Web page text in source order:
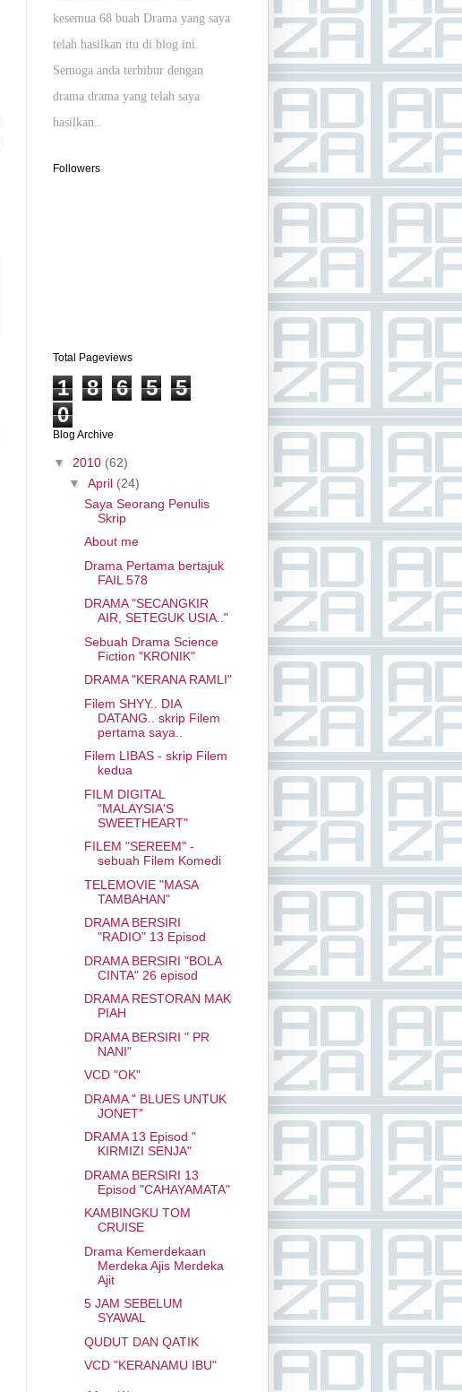
kesemua 68 buah Drama yang saya
telah hasilkan itu di blog ini.
Semoga anda terhibur dengan
drama drama yang telah saya
hasilkan..
Followers
Total Pageviews
1 8 6 5
5
0
Blog Archive
▼ 2010 (62)
▼ April (24)
Saya Seorang Penulis
Skrip
About me
Drama Pertama bertajuk
FAIL 578
DRAMA "SECANGKIR
AIR, SETEGUK USIA.."
Sebuah Drama Science
Fiction "KRONIK"
DRAMA "KERANA RAMLI"
Filem SHYY.. DIA
DATANG.. skrip Filem
pertama saya..
Filem LIBAS - skrip Filem
kedua
FILM DIGITAL
"MALAYSIA'S
SWEETHEART"
FILEM "SEREEM" -
sebuah Filem Komedi
TELEMOVIE "MASA
TAMBAHAN"
DRAMA BERSIRI
"RADIO" 13 Episod
DRAMA BERSIRI "BOLA
CINTA" 26 episod
DRAMA RESTORAN MAK
PIAH
DRAMA BERSIRI " PR
NANI"
VCD "OK"
DRAMA " BLUES UNTUK
JONET"
DRAMA 13 Episod "
KIRMIZI SENJA"
DRAMA BERSIRI 13
Episod "CAHAYAMATA"
KAMBINGKU TOM
CRUISE
Drama Kemerdekaan
Merdeka Ajis Merdeka
Ajit
5 JAM SEBELUM
SYAWAL
QUDUT DAN QATIK
VCD "KERANAMU IBU"